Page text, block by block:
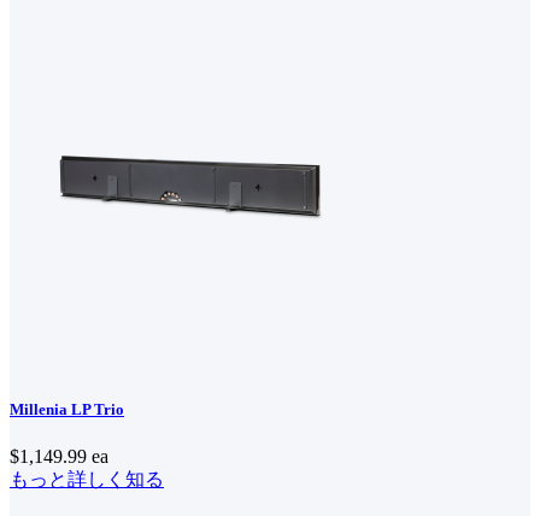
Millenia LP Trio
$1,149.99 ea
もっと詳しく知る